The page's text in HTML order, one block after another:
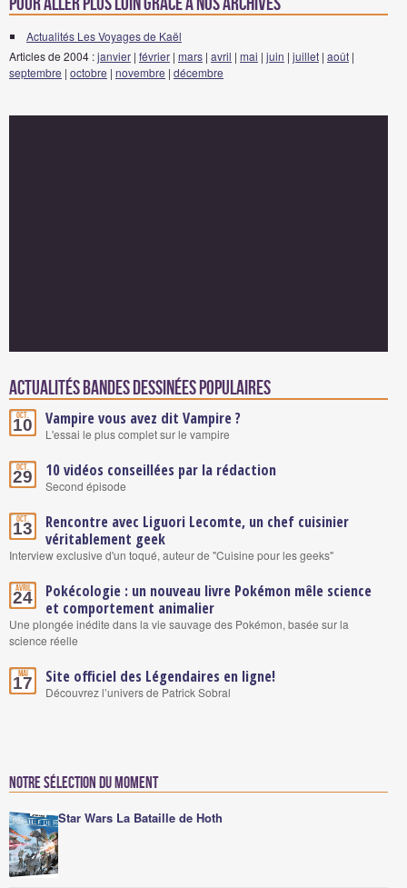
Actualités Les Voyages de Kaël
Articles de 2004 :janvier | février | mars | avril | mai | juin | juillet | août |
septembre | octobre | novembre | décembre
Actualités Bandes Dessinées populaires
Oct.
10 Vampire vous avez dit Vampire ?
L'essai le plus complet sur le vampire
Oct.
29 10 vidéos conseillées par la rédaction
Second épisode
Oct.
13
Rencontre avec Liguori Lecomte, un chef cuisinier
véritablement geek
Interview exclusive d'un toqué, auteur de "Cuisine pour les geeks"
Avril
24
Pokécologie : un nouveau livre Pokémon mêle science
et comportement animalier
Une plongée inédite dans la vie sauvage des Pokémon, basée sur la
science réelle
Mai
17 Site officiel des Légendaires en ligne!
Découvrez l’univers de Patrick Sobral
Notre sélection du moment
Star Wars La Bataille de Hoth